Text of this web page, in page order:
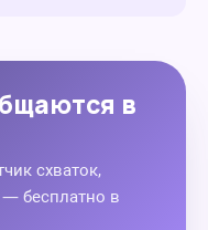
в
схваток,
бесплатно в